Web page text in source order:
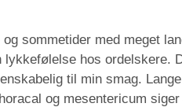
sommetider med meget
lykkefølelse hos ordelskere.
til min smag.
og mesentericum